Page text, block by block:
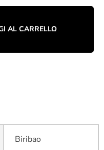
AL CARRELLO
Biribao